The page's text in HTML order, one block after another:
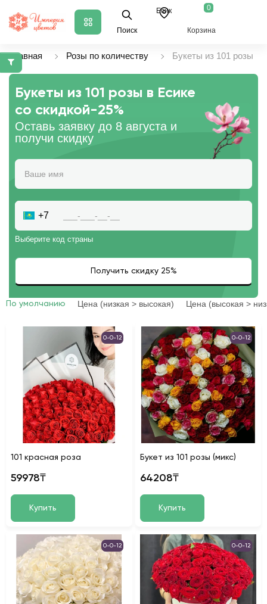
Поиск
Есик 0
Корзина
Главная Розы по количеству Букеты из 101 розы
Букеты из 101 розы в Есике
со скидкой-25%
Оставь заявку до 8 августа и
получи скидку
+7
Выберите код страны
По умолчанию Цена (низкая > высокая) Цена (высокая >
0-0-12
101 красная роза
59978₸
Купить
0-0-12
Букет из 101 розы (микс)
64208₸
Купить
0-0-12 0-0-12